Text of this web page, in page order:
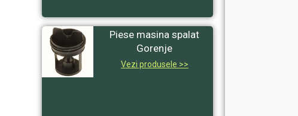
Piese masina spalat
Gorenje
Vezi produsele >>